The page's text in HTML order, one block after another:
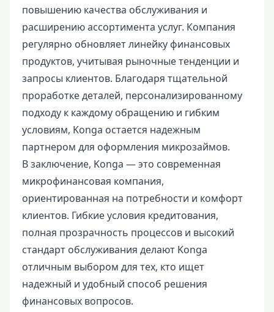
повышению качества обслуживания и
расширению ассортимента услуг. Компания
регулярно обновляет линейку финансовых
продуктов, учитывая рыночные тенденции и
запросы клиентов. Благодаря тщательной
проработке деталей, персонализированному
подходу к каждому обращению и гибким
условиям, Konga остается надежным
партнером для оформления микрозаймов.
В заключение, Konga — это современная
микрофинансовая компания,
ориентированная на потребности и комфорт
клиентов. Гибкие условия кредитования,
полная прозрачность процессов и высокий
стандарт обслуживания делают Konga
отличным выбором для тех, кто ищет
надежный и удобный способ решения
финансовых вопросов.